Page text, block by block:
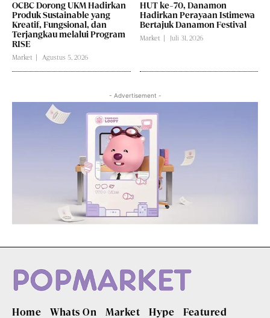
OCBC Dorong UKM Hadirkan
Produk Sustainable yang
Kreatif, Fungsional, dan
Terjangkau melalui Program
RISE
Market Agustus 5, 2026
HUT ke-70, Danamon
Hadirkan Perayaan Istimewa
Bertajuk Danamon Festival
Market Juli 31, 2026
- Advertisement -
Home Whats On Market Hype Featured